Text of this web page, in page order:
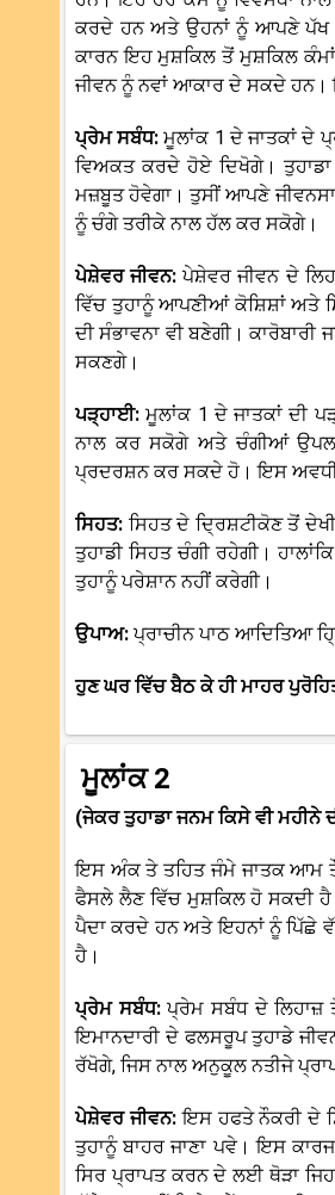
ਕਰਦੇ ਹਨ ਅਤੇ ਉਹਨਾਂ ਨੂੰ ਆਪਣੇ ਪੱਖ
ਕਾਰਨ ਇਹ ਮੁਸ਼ਕਿਲ ਤੋਂ ਮੁਸ਼ਕਿਲ
ਜੀਵਨ ਨੂੰ ਨਵਾਂ ਆਕਾਰ ਦੇ ਸਕਦੇ
ਪ੍ਰੇਮ ਸਬੰਧ:ਮੂਲਾਂਕ 1 ਦੇ ਜਾਤਕਾਂ ਦੇ
ਵਿਅਕਤ ਕਰਦੇ ਹੋਏ ਦਿਖੋਗੇ।
ਮਜ਼ਬੂਤ ਹੋਵੇਗਾ। ਤੁਸੀਂ ਆਪਣੇ
ਨੂੰ ਚੰਗੇ ਤਰੀਕੇ ਨਾਲ ਹੱਲ ਕਰ ਸਕੋਗੇ।
ਪੇਸ਼ੇਵਰ ਜੀਵਨ:ਪੇਸ਼ੇਵਰ ਜੀਵਨ ਦੇ
ਵਿੱਚ ਤੁਹਾਨੂੰ ਆਪਣੀਆਂ ਕੋਸ਼ਿਸ਼ਾਂ ਅਤੇ
ਦੀ ਸੰਭਾਵਨਾ ਵੀ ਬਣੇਗੀ।
ਸਕਣਗੇ।
ਪੜ੍ਹਾਈ:ਮੂਲਾਂਕ 1 ਦੇ ਜਾਤਕਾਂ ਦੀ
ਨਾਲ ਕਰ ਸਕੋਗੇ ਅਤੇ ਚੰਗੀਆਂ
ਪ੍ਰਦਰਸ਼ਨ ਕਰ ਸਕਦੇ ਹੋ। ਇਸ
ਸਿਹਤ: ਸਿਹਤ ਦੇ ਦ੍ਰਿਸ਼ਟੀਕੋਣ ਤੋਂ
ਤੁਹਾਡੀ ਸਿਹਤ ਚੰਗੀ ਰਹੇਗੀ।
ਤੁਹਾਨੂੰ ਪਰੇਸ਼ਾਨ ਨਹੀਂ ਕਰੇਗੀ।
ਉਪਾਅ:ਪ੍ਰਾਚੀਨ ਪਾਠ ਆਦਿਤਿਆ
ਹੁਣ ਘਰ ਵਿੱਚ ਬੈਠ ਕੇ ਹੀ ਮਾਹਰ
ਮੂਲਾਂਕ 2
(ਜੇਕਰ ਤੁਹਾਡਾ ਜਨਮ ਕਿਸੇ ਵੀ
ਇਸ ਅੰਕ ਤੇ ਤਹਿਤ ਜੰਮੇ ਜਾਤਕ ਆਮ
ਫੈਸਲੇ ਲੈਣ ਵਿੱਚ ਮੁਸ਼ਕਿਲ ਹੋ ਸਕਦੀ
ਪੈਦਾ ਕਰਦੇ ਹਨ ਅਤੇ ਇਹਨਾਂ ਨੂੰ ਪਿੱਛੇ
ਹੈ।
ਪ੍ਰੇਮ ਸਬੰਧ:ਪ੍ਰੇਮ ਸਬੰਧ ਦੇ ਲਿਹਾਜ਼
ਇਮਾਨਦਾਰੀ ਦੇ ਫਲਸਰੂਪ ਤੁਹਾਡੇ
ਰੱਖੋਗੇ, ਜਿਸ ਨਾਲ ਅਨੁਕੂਲ ਨਤੀਜੇ
ਪੇਸ਼ੇਵਰ ਜੀਵਨ:ਇਸ ਹਫਤੇ ਨੌਕਰੀ ਦੇ
ਤੁਹਾਨੂੰ ਬਾਹਰ ਜਾਣਾ ਪਵੇ। ਇਸ
ਸਿਰ ਪ੍ਰਾਪਤ ਕਰਨ ਦੇ ਲਈ ਥੋੜਾ